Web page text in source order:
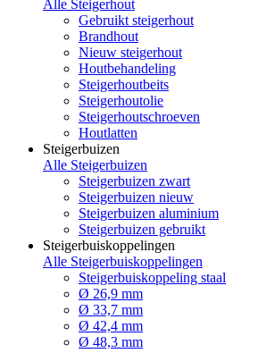
Alle Steigerhout
Gebruikt steigerhout
Brandhout
Nieuw steigerhout
Houtbehandeling
Steigerhoutbeits
Steigerhoutolie
Steigerhoutschroeven
Houtlatten
Steigerbuizen
Alle Steigerbuizen
Steigerbuizen zwart
Steigerbuizen nieuw
Steigerbuizen aluminium
Steigerbuizen gebruikt
Steigerbuiskoppelingen
Alle Steigerbuiskoppelingen
Steigerbuiskoppeling staal
Ø 26,9 mm
Ø 33,7 mm
Ø 42,4 mm
Ø 48,3 mm